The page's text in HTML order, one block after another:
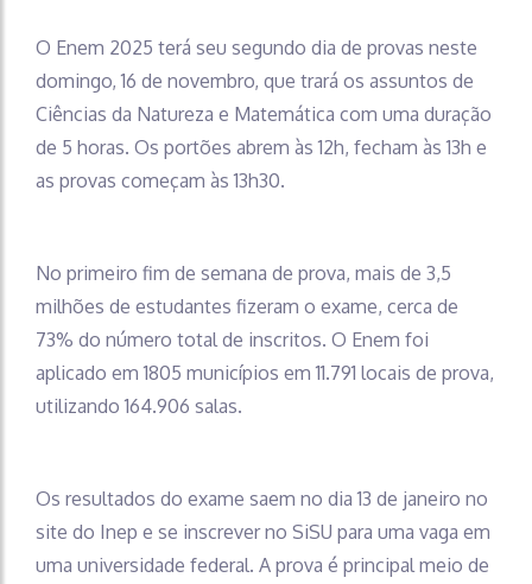
O Enem 2025 terá seu segundo dia de provas neste
domingo, 16 de novembro, que trará os assuntos de
Ciências da Natureza e Matemática com uma duração
de 5 horas. Os portões abrem às 12h, fecham às 13h e
as provas começam às 13h30.
No primeiro fim de semana de prova, mais de 3,5
milhões de estudantes fizeram o exame, cerca de
73% do número total de inscritos. O Enem foi
aplicado em 1805 municípios em 11.791 locais de prova,
utilizando 164.906 salas.
Os resultados do exame saem no dia 13 de janeiro no
site do Inep e se inscrever no SiSU para uma vaga em
uma universidade federal. A prova é principal meio de